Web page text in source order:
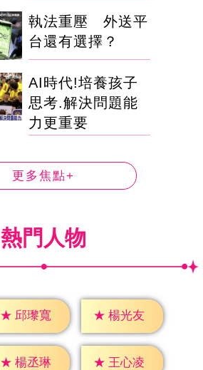
執法重壓 外送平
台還有選擇？
AI時代!培養孩子
思考.解決問題能
力更重要
更多焦點+
熱門人物
★ 邱瓈寬 ★ 楊光友
★ 楊丞琳 ★ 王心凌